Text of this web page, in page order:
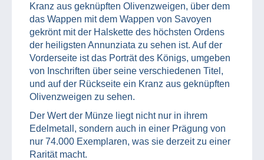
Kranz aus geknüpften Olivenzweigen, über dem
das Wappen mit dem Wappen von Savoyen
gekrönt mit der Halskette des höchsten Ordens
der heiligsten Annunziata zu sehen ist. Auf der
Vorderseite ist das Porträt des Königs, umgeben
von Inschriften über seine verschiedenen Titel,
und auf der Rückseite ein Kranz aus geknüpften
Olivenzweigen zu sehen.
Der Wert der Münze liegt nicht nur in ihrem
Edelmetall, sondern auch in einer Prägung von
nur 74.000 Exemplaren, was sie derzeit zu einer
Rarität macht.